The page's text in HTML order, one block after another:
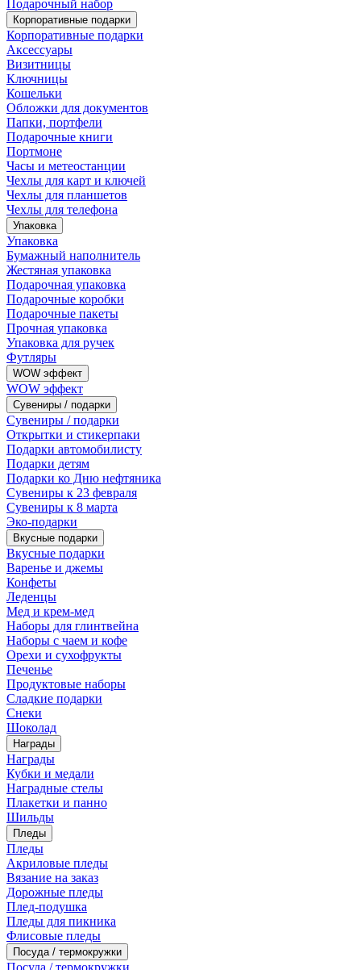
Подарочный набор
Корпоративные подарки
Корпоративные подарки
Аксессуары
Визитницы
Ключницы
Кошельки
Обложки для документов
Папки, портфели
Подарочные книги
Портмоне
Часы и метеостанции
Чехлы для карт и ключей
Чехлы для планшетов
Чехлы для телефона
Упаковка
Упаковка
Бумажный наполнитель
Жестяная упаковка
Подарочная упаковка
Подарочные коробки
Подарочные пакеты
Прочная упаковка
Упаковка для ручек
Футляры
WOW эффект
WOW эффект
Сувениры / подарки
Сувениры / подарки
Открытки и стикерпаки
Подарки автомобилисту
Подарки детям
Подарки ко Дню нефтяника
Сувениры к 23 февраля
Сувениры к 8 марта
Эко-подарки
Вкусные подарки
Вкусные подарки
Варенье и джемы
Конфеты
Леденцы
Мед и крем-мед
Наборы для глинтвейна
Наборы с чаем и кофе
Орехи и сухофрукты
Печенье
Продуктовые наборы
Сладкие подарки
Снеки
Шоколад
Награды
Награды
Кубки и медали
Наградные стелы
Плакетки и панно
Шильды
Пледы
Пледы
Акриловые пледы
Вязание на заказ
Дорожные пледы
Плед-подушка
Пледы для пикника
Флисовые пледы
Посуда / термокружки
Посуда / термокружки